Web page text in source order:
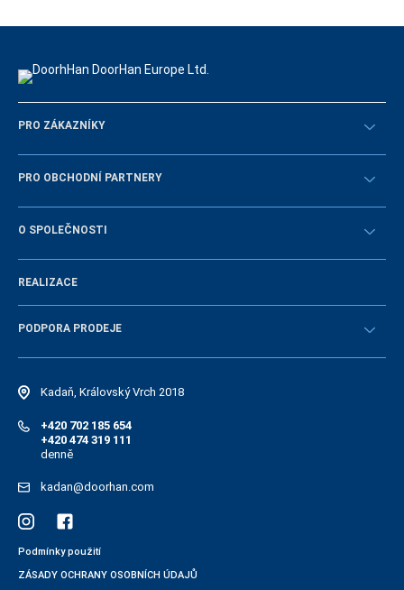
PRO ZÁKAZNÍKY
Překontrolovat
PRO OBCHODNÍ PARTNERY
STAŇTE SE OBCHODNÍM PARTNEREM
O SPOLEČNOSTI
Historie společnosti
Novinky
REALIZACE
PODPORA PRODEJE
Návody
Elektonický katalog náhradních dílů
Kadaň, Královský Vrch 2018
+420 702 185 654
+420 474 319 111
denně
kadan@doorhan.com
Podmínky použití
ZÁSADY OCHRANY OSOBNÍCH ÚDAJŮ